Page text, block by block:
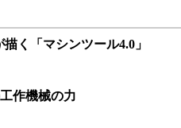
く「マシンツール4.0」
作機械の力